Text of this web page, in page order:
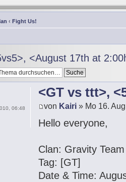
‹ Fight Us!
<August 17th at
<GT vs ttt>,
von Kairi » Mo 16.
Hello everyone,
Clan: Gravity Team
Tag: [GT]
Date & Time:
06:48